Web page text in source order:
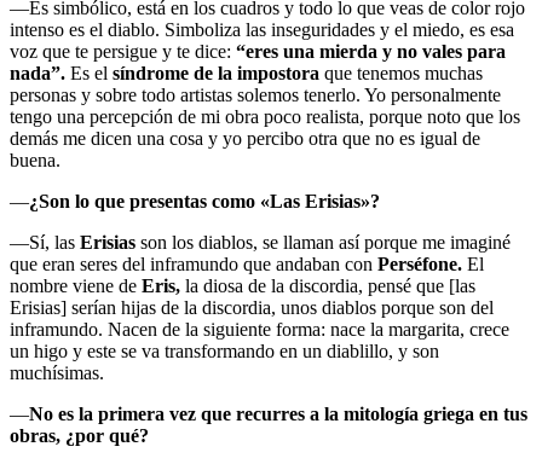
—Es simbólico, está en los cuadros y todo lo que veas de color rojo
intenso es el diablo. Simboliza las inseguridades y el miedo, es esa
voz que te persigue y te dice: “eres una mierda y no vales para
nada”. Es el síndrome de la impostora que tenemos muchas
personas y sobre todo artistas solemos tenerlo. Yo personalmente
tengo una percepción de mi obra poco realista, porque noto que los
demás me dicen una cosa y yo percibo otra que no es igual de
buena.
—¿Son lo que presentas como «Las Erisias»?
—Sí, las Erisias son los diablos, se llaman así porque me imaginé
que eran seres del inframundo que andaban con Perséfone. El
nombre viene de Eris, la diosa de la discordia, pensé que [las
Erisias] serían hijas de la discordia, unos diablos porque son del
inframundo. Nacen de la siguiente forma: nace la margarita, crece
un higo y este se va transformando en un diablillo, y son
muchísimas.
—No es la primera vez que recurres a la mitología griega en tus
obras, ¿por qué?